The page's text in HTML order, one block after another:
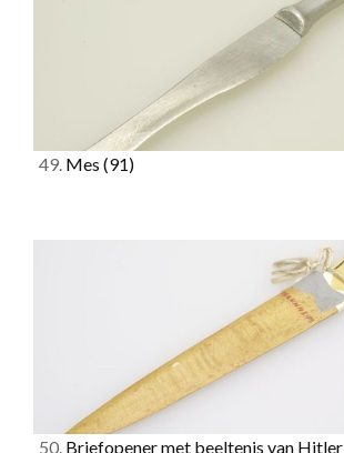
49. Mes (91)
50. Briefopener met beeltenis van Hitler